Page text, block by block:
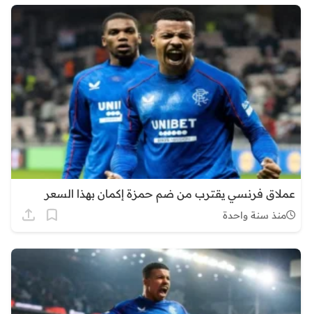
عملاق فرنسي يقترب من ضم حمزة إكمان بهذا السعر
منذ سنة واحدة